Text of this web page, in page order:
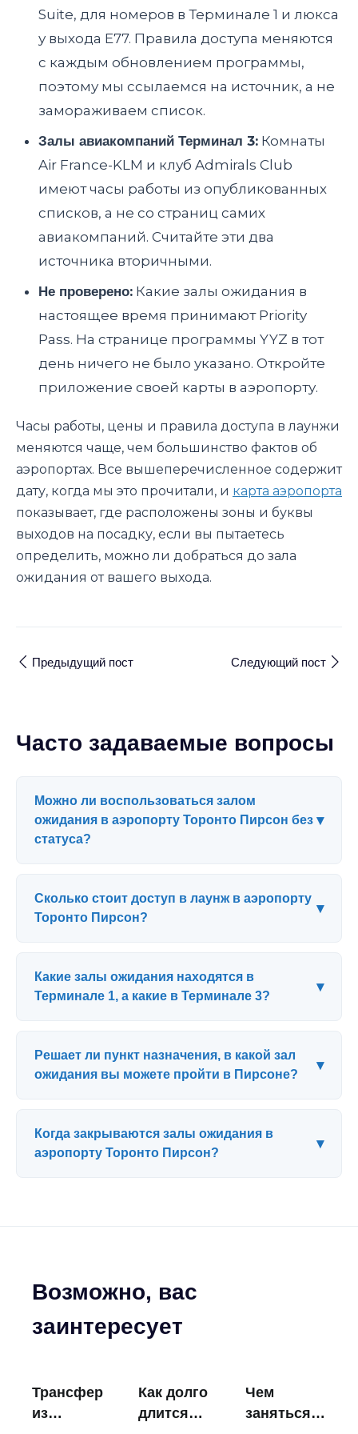
Suite, для номеров в Терминале 1 и люкса
у выхода E77. Правила доступа меняются
с каждым обновлением программы,
поэтому мы ссылаемся на источник, а не
замораживаем список.
Залы авиакомпаний Терминал 3: Комнаты
Air France-KLM и клуб Admirals Club
имеют часы работы из опубликованных
списков, а не со страниц самих
авиакомпаний. Считайте эти два
источника вторичными.
Не проверено: Какие залы ожидания в
настоящее время принимают Priority
Pass. На странице программы YYZ в тот
день ничего не было указано. Откройте
приложение своей карты в аэропорту.
Часы работы, цены и правила доступа в лаунжи
меняются чаще, чем большинство фактов об
аэропортах. Все вышеперечисленное содержит
дату, когда мы это прочитали, и карта аэропорта
показывает, где расположены зоны и буквы
выходов на посадку, если вы пытаетесь
определить, можно ли добраться до зала
ожидания от вашего выхода.
Предыдущий пост Следующий пост
Часто задаваемые вопросы
Можно ли воспользоваться залом
ожидания в аэропорту Торонто Пирсон без
статуса?
▾
Сколько стоит доступ в лаунж в аэропорту
Торонто Пирсон?
▾
Какие залы ожидания находятся в
Терминале 1, а какие в Терминале 3?
▾
Решает ли пункт назначения, в какой зал
ожидания вы можете пройти в Пирсоне?
▾
Когда закрываются залы ожидания в
аэропорту Торонто Пирсон?
▾
Возможно, вас
заинтересует
Трансфер
из
Как долго
длится
Чем
заняться